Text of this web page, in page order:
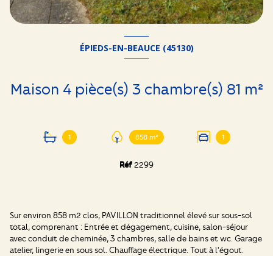
ÉPIEDS-EN-BEAUCE (45130)
Maison 4 pièce(s) 3 chambre(s) 81 m²
1 858 m² 1
Réf2299
Sur environ 858 m2 clos, PAVILLON traditionnel élevé sur sous-sol
total, comprenant : Entrée et dégagement, cuisine, salon-séjour
avec conduit de cheminée, 3 chambres, salle de bains et wc. Garage
atelier, lingerie en sous sol. Chauffage électrique. Tout à l'égout.